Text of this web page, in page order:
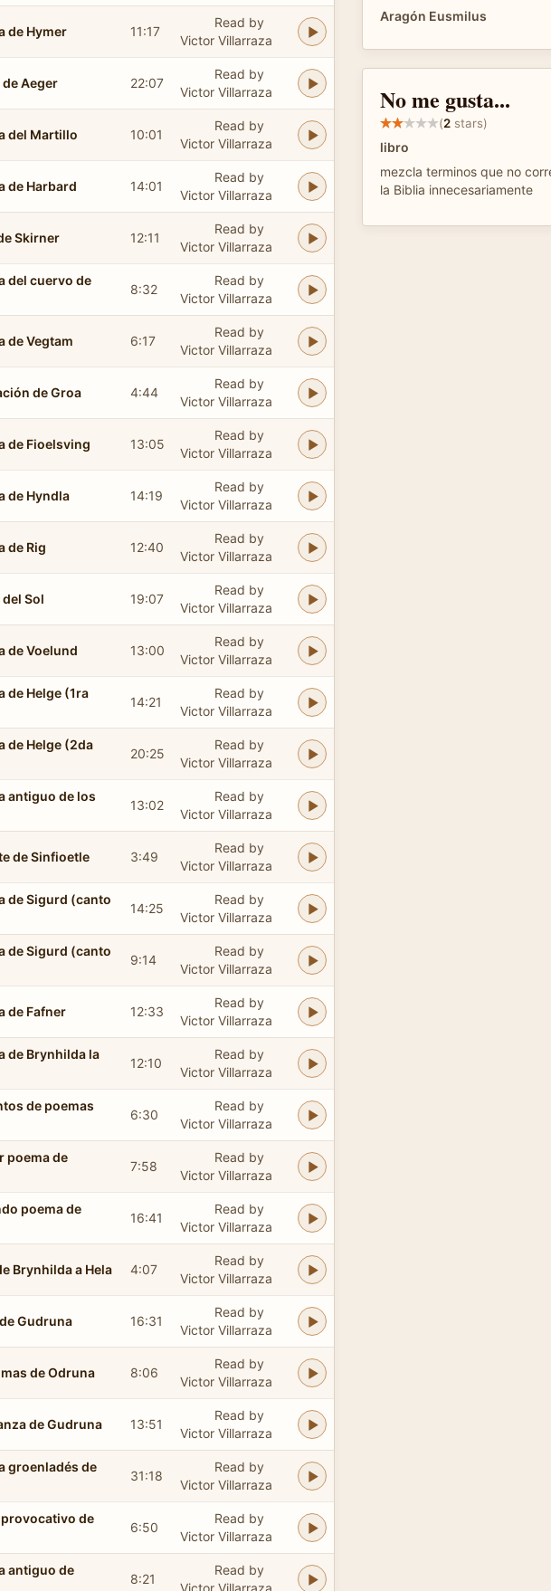
de Hymer 11:17
Read by
Victor Villarraza
de Aeger 22:07
Read by
Victor Villarraza
del Martillo 10:01
Read by
Victor Villarraza
de Harbard 14:01
Read by
Victor Villarraza
Skirner 12:11
Read by
Victor Villarraza
del cuervo de
8:32
Read by
Victor Villarraza
de Vegtam 6:17
Read by
Victor Villarraza
de Groa 4:44
Read by
Victor Villarraza
de Fioelsving 13:05
Read by
Victor Villarraza
de Hyndla 14:19
Read by
Victor Villarraza
de Rig 12:40
Read by
Victor Villarraza
Sol 19:07
Read by
Victor Villarraza
de Voelund 13:00
Read by
Victor Villarraza
de Helge (1ra
14:21
Read by
Victor Villarraza
de Helge (2da
20:25
Read by
Victor Villarraza
antiguo de los
13:02
Read by
Victor Villarraza
de Sinfioetle 3:49
Read by
Victor Villarraza
de Sigurd (canto
14:25
Read by
Victor Villarraza
de Sigurd (canto
9:14
Read by
Victor Villarraza
de Fafner 12:33
Read by
Victor Villarraza
de Brynhilda la
12:10
Read by
Victor Villarraza
de poemas
6:30
Read by
Victor Villarraza
poema de
7:58
Read by
Victor Villarraza
poema de
16:41
Read by
Victor Villarraza
Brynhilda a Hela 4:07
Read by
Victor Villarraza
Gudruna 16:31
Read by
Victor Villarraza
de Odruna 8:06
Read by
Victor Villarraza
de Gudruna 13:51
Read by
Victor Villarraza
groenladés de
31:18
Read by
Victor Villarraza
provocativo de
6:50
Read by
Victor Villarraza
antiguo de
8:21
Read by
Victor Villarraza
Aragón Eusmilus
No me gusta...
(2 stars)
libro
mezcla terminos que no
la Biblia innecesariamente